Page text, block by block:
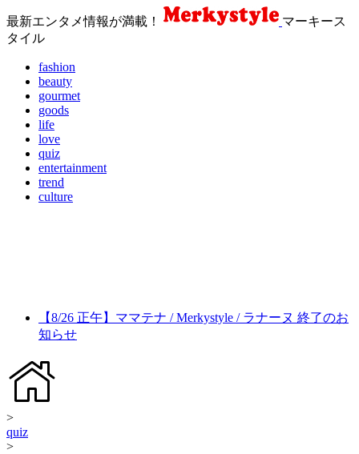
最新エンタメ情報が満載！
マーキース
タイル
fashion
beauty
gourmet
goods
life
love
quiz
entertainment
trend
culture
【8/26 正午】ママテナ / Merkystyle / ラナーヌ 終了のお
知らせ
>
quiz
>